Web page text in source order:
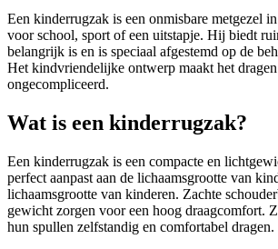
Een kinderrugzak is een onmisbare metgezel
voor school, sport of een uitstapje. Hij biedt
belangrijk is en is speciaal afgestemd op de
Het kindvriendelijke ontwerp maakt het
ongecompliceerd.
Wat is een kinderrugzak?
Een kinderrugzak is een compacte en
perfect aanpast aan de lichaamsgrootte van
lichaamsgrootte van kinderen. Zachte
gewicht zorgen voor een hoog draagcomfort.
hun spullen zelfstandig en comfortabel dragen.